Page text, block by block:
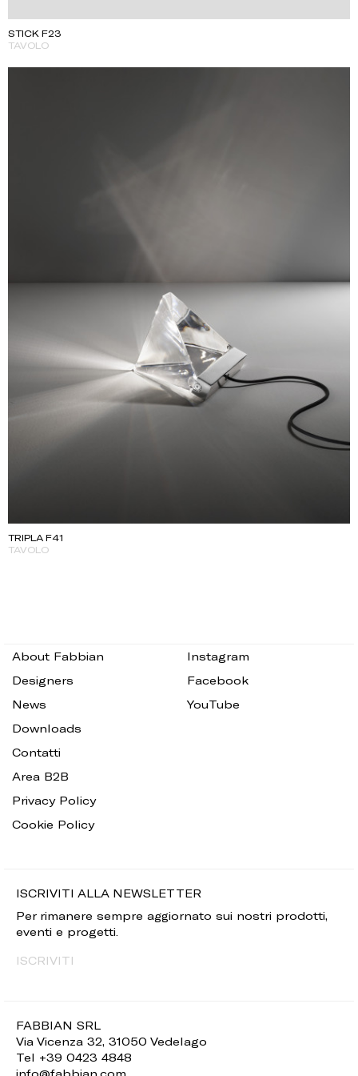
STICK F23
TAVOLO
TRIPLA F41
TAVOLO
FABBIAN SRL
Via Vicenza 32, 31050 Vedelago
Tel +39 0423 4848
About Fabbian
Designers
News
Downloads
Contatti
Area B2B
Privacy Policy
Cookie Policy
Instagram
Facebook
YouTube
ISCRIVITI ALLA NEWSLETTER
Per rimanere sempre aggiornato sui nostri prodotti,
eventi e progetti.
ISCRIVITI